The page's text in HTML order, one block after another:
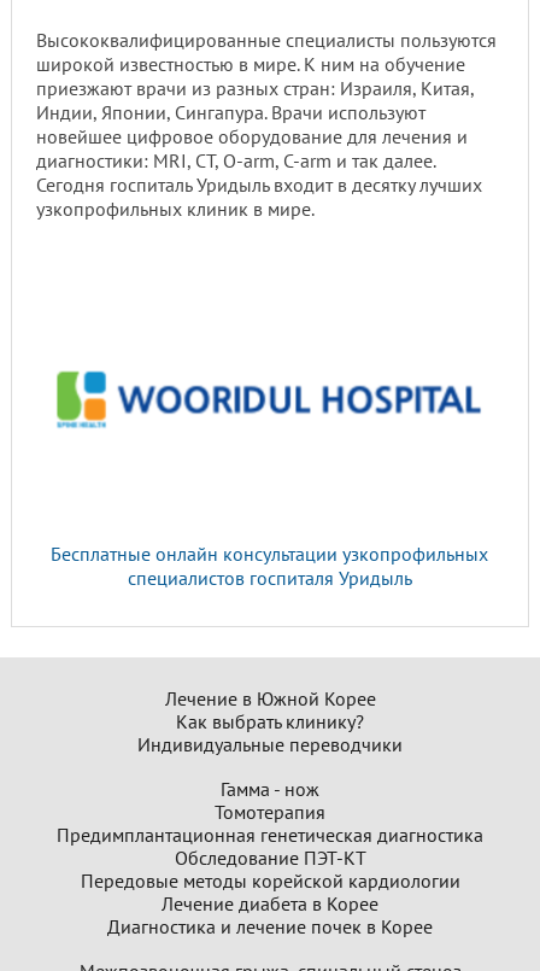
Высококвалифицированные специалисты пользуются
широкой известностью в мире. К ним на обучение
приезжают врачи из разных стран: Израиля, Китая,
Индии, Японии, Сингапура. Врачи используют
новейшее цифровое оборудование для лечения и
диагностики: MRI, CT, O-arm, C-arm и так далее.
Сегодня госпиталь Уридыль входит в десятку лучших
узкопрофильных клиник в мире.
Бесплатные онлайн консультации узкопрофильных
специалистов госпиталя Уридыль
Лечение в Южной Корее
Как выбрать клинику?
Индивидуальные переводчики
Гамма - нож
Томотерапия
Предимплантационная генетическая диагностика
Обследование ПЭТ-КТ
Передовые методы корейской кардиологии
Лечение диабета в Корее
Диагностика и лечение почек в Корее